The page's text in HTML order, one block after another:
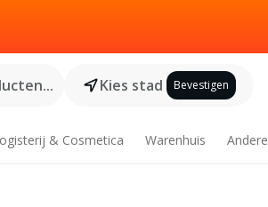
Kies stad Bevestigen
& Cosmetica Warenhuis Andere